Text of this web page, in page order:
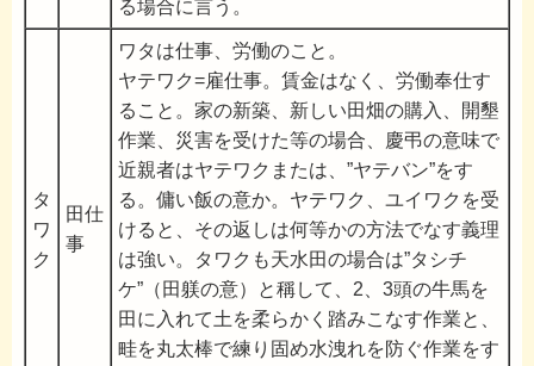
る場合に言う。
タ
ワ
ク
田仕
事
ワタは仕事、労働のこと。
ヤテワク=雇仕事。賃金はなく、労働奉仕す
ること。家の新築、新しい田畑の購入、開墾
作業、災害を受けた等の場合、慶弔の意味で
近親者はヤテワクまたは、”ヤテバン”をす
る。傭い飯の意か。ヤテワク、ユイワクを受
けると、その返しは何等かの方法でなす義理
は強い。タワクも天水田の場合は”タシチ
ケ”（田躾の意）と稱して、2、3頭の牛馬を
田に入れて土を柔らかく踏みこなす作業と、
畦を丸太棒で練り固め水洩れを防ぐ作業をす